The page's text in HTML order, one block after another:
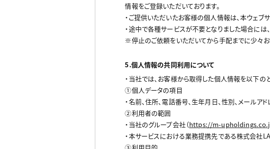
情報をご登録いただいております。
・ご提供いただいたお客様の個人情報は、本ウェブ
・途中で各種サービスが不要となりました場合には
※停止のご依頼をいただいてから手配までに少々お
5.個人情報の共同利用について
・当社では、お客様から取得した個人情報を以下の
①個人データの項目
・名前、住所、電話番号、生年月日、性別、メールア
②利用者の範囲
・当社のグループ会社（https://m-
・本サービスにおける業務提携先である株式会社